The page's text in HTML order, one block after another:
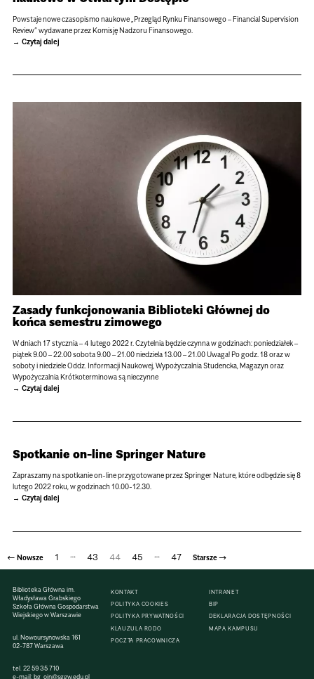
Powstaje nowe czasopismo naukowe „Przegląd Rynku Finansowego – Financial Supervision
Review” wydawane przez Komisję Nadzoru Finansowego.
Czytaj dalej
Zasady funkcjonowania Biblioteki Głównej do
końca semestru zimowego
W dniach 17 stycznia – 4 lutego 2022 r. Czytelnia będzie czynna w godzinach: poniedziałek –
piątek 9.00 – 22.00 sobota 9.00 – 21.00 niedziela 13.00 – 21.00 Uwaga! Po godz. 18 oraz w
soboty i niedziele Oddz. Informacji Naukowej, Wypożyczalnia Studencka, Magazyn oraz
Wypożyczalnia Krótkoterminowa są nieczynne
Czytaj dalej
Spotkanie on-line Springer Nature
Zapraszamy na spotkanie on-line przygotowane przez Springer Nature, które odbędzie się 8
lutego 2022 roku, w godzinach 10.00-12.30.
Czytaj dalej
Stronicowanie
wpisów
← Nowsze 1 … 43 44 45 … 47 Starsze→
Biblioteka Główna im.
Władysława Grabskiego
Szkoła Główna Gospodarstwa
Wiejskiego w Warszawie
ul. Nowoursynowska 161
02-787 Warszawa
tel. 22 59 35 710
e-mail:bg_oin@sggw.edu.pl
KONTAKT
POLITYKA COOKIES
POLITYKA PRYWATNOŚCI
KLAUZULA RODO
POCZTA PRACOWNICZA
INTRANET
BIP
DEKLARACJA DOSTĘPNOŚCI
MAPA KAMPUSU